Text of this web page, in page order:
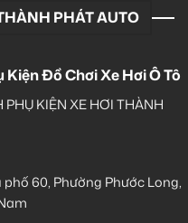
PHÁT AUTO
Đồ Chơi Xe Hơi Ô Tô
KIỆN XE HƠI THÀNH
60, Phường Phước Long,